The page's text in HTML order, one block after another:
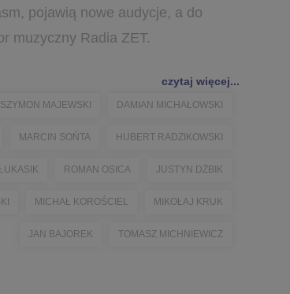
pojawią nowe audycje, a do
muzyczny Radia ZET.
czytaj więcej...
SZYMON MAJEWSKI DAMIAN MICHAŁOWSKI
MARCIN SOŃTA HUBERT RADZIKOWSKI
ROMAN OSICA JUSTYN DŻBIK
MICHAŁ KOROŚCIEL MIKOŁAJ KRUK
JAN BAJOREK TOMASZ MICHNIEWICZ